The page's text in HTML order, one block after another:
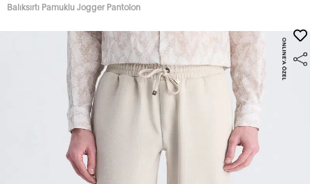
Balıksırtı Pamuklu Jogger Pantolon